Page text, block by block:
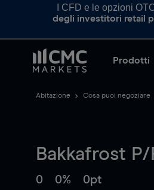
I CFD e le opzioni
degli investitori retail
Prodotti
Abitazione Cosa puoi negoziare
Bakkafrost P/
0 0% 0pt